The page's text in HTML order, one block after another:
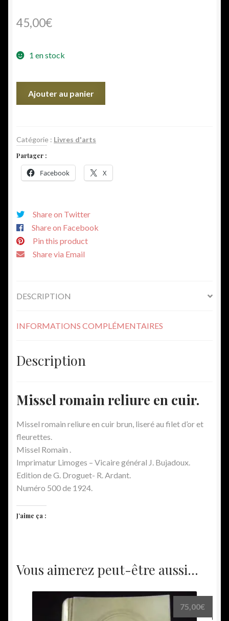
45,00€
1 en stock
reliure
en
cuir.
Ajouter au panier
Catégorie : Livres d'arts
Partager :
Facebook X
Share on Twitter
Share on Facebook
Pin this product
Share via Email
DESCRIPTION
INFORMATIONS COMPLÉMENTAIRES
Description
Missel romain reliure en cuir.
Missel romain reliure en cuir brun, liseré au filet d’or et
fleurettes.
Missel Romain .
Imprimatur Limoges – Vicaire général J. Bujadoux.
Edition de G. Droguet- R. Ardant.
Numéro 500 de 1924.
J’aime ça :
Vous aimerez peut-être aussi…
75,00€